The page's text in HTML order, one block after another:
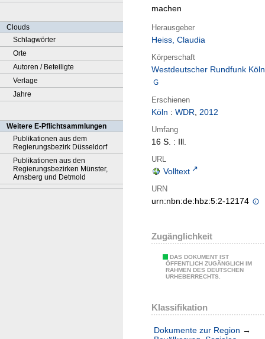
Clouds
Schlagwörter
Orte
Autoren / Beteiligte
Verlage
Jahre
Weitere E-Pflichtsammlungen
Publikationen aus dem
Regierungsbezirk Düsseldorf
Publikationen aus den
Regierungsbezirken Münster,
Arnsberg und Detmold
machen
Herausgeber
Heiss, Claudia
Körperschaft
Westdeutscher Rundfunk Köln
Erschienen
Köln : WDR, 2012
Umfang
16 S. : Ill.
URL
Volltext
URN
urn:nbn:de:hbz:5:2-12174
Zugänglichkeit
DAS DOKUMENT IST
ÖFFENTLICH ZUGÄNGLICH IM
RAHMEN DES DEUTSCHEN
URHEBERRECHTS.
Klassifikation
Dokumente zur Region →